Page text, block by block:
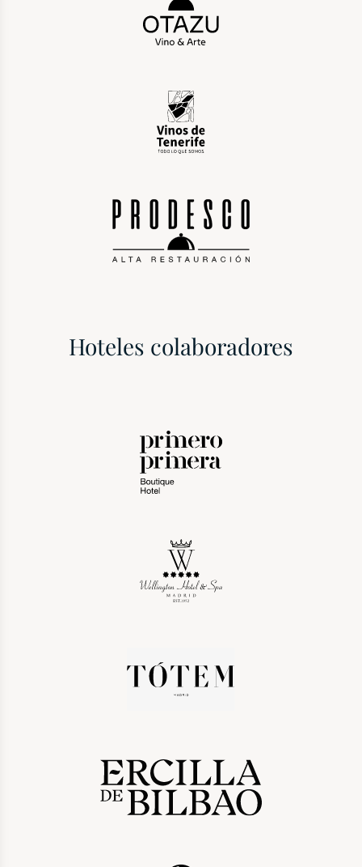
Hoteles colaboradores